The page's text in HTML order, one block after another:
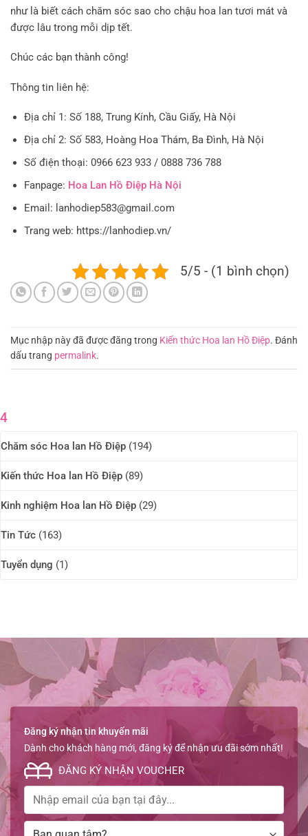
như là biết cách chăm sóc sao cho chậu hoa lan tươi mát và
được lâu trong mỗi dịp tết.
Chúc các bạn thành công!
Thông tin liên hệ:
Địa chỉ 1: Số 188, Trung Kính, Cầu Giấy, Hà Nội
Địa chỉ 2: Số 583, Hoàng Hoa Thám, Ba Đình, Hà Nội
Số điện thoại: 0966 623 933 / 0888 736 788
Fanpage: Hoa Lan Hồ Điệp Hà Nội
Email: lanhodiep583@gmail.com
Trang web: https://lanhodiep.vn/
5/5 - (1 bình chọn)
Mục nhập này đã được đăng trong Kiến thức Hoa lan Hồ Điệp. Đánh
dấu trang permalink.
4
Chăm sóc Hoa lan Hồ Điệp (194)
Kiến thức Hoa lan Hồ Điệp (89)
Kinh nghiệm Hoa lan Hồ Điệp (29)
Tin Tức (163)
Tuyển dụng (1)
Đăng ký nhận tin khuyến mãi
Dành cho khách hàng mới, đăng ký để nhận ưu đãi sớm nhất!
ĐĂNG KÝ NHẬN VOUCHER